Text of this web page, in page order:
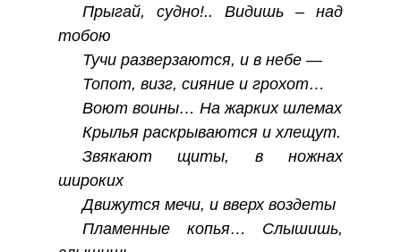
Прыгай, судно!.. Видишь – над
тобою
Тучи разверзаются, и в небе —
Топот, визг, сияние и грохот…
Воют воины… На жарких шлемах
Крылья раскрываются и хлещут.
Звякают щиты, в ножнах
широких
Движутся мечи, и вверх воздеты
Пламенные копья… Слышишь,